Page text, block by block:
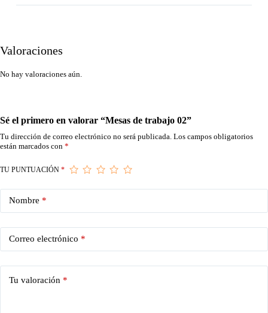
Valoraciones
No hay valoraciones aún.
Sé el primero en valorar “Mesas de trabajo 02”
Tu dirección de correo electrónico no será publicada. Los campos obligatorios
están marcados con *
TU PUNTUACIÓN *
Nombre *
Correo electrónico *
Tu valoración *